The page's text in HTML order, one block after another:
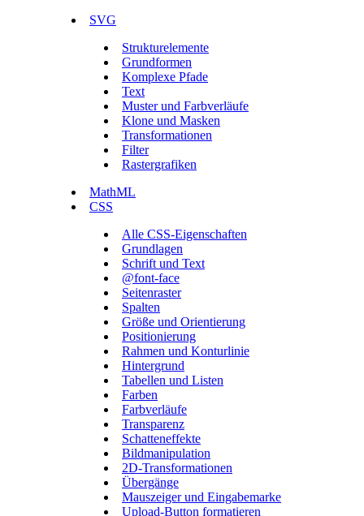
SVG
Strukturelemente
Grundformen
Komplexe Pfade
Text
Muster und Farbverläufe
Klone und Masken
Transformationen
Filter
Rastergrafiken
MathML
CSS
Alle CSS-Eigenschaften
Grundlagen
Schrift und Text
@font-face
Seitenraster
Spalten
Größe und Orientierung
Positionierung
Rahmen und Konturlinie
Hintergrund
Tabellen und Listen
Farben
Farbverläufe
Transparenz
Schatteneffekte
Bildmanipulation
2D-Transformationen
Übergänge
Mauszeiger und Eingabemarke
Upload-Button formatieren